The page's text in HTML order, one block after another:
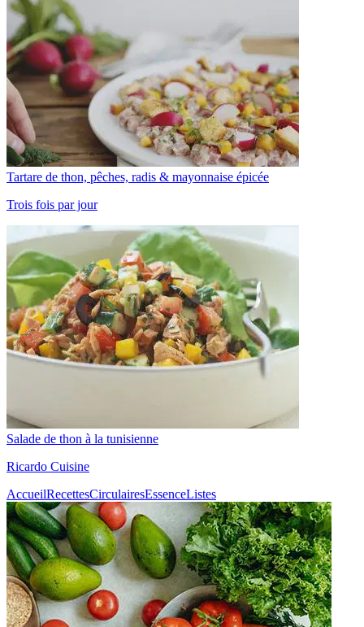
Tartare de thon, pêches, radis & mayonnaise épicée
Trois fois par jour
Salade de thon à la tunisienne
Ricardo Cuisine
AccueilRecettesCirculairesEssenceListes